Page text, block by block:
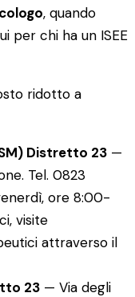
, quando
per chi ha un ISEE
ridotto a
Distretto 23 —
Tel. 0823
ore 8:00-
visite
attraverso il
23 — Via degli